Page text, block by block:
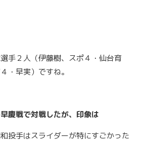
手２人（伊藤樹、スポ４・仙台育
・早実）ですね。
慶戦で対戦したが、印象は
投手はスライダーが特にすごかった